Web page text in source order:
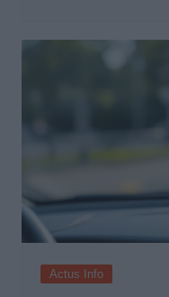
Actus Info